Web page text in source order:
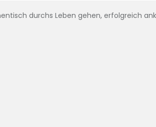
durchs Leben gehen, erfolgreich